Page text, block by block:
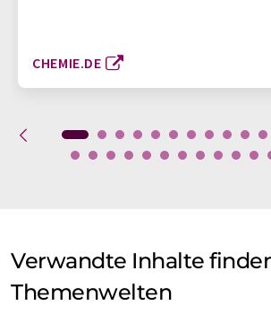
CHEMIE.DE
Verwandte Inhalte
Themenwelten